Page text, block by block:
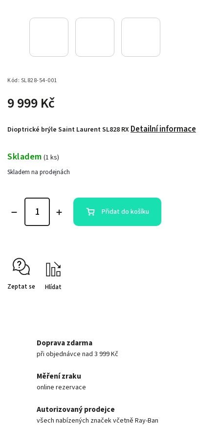
Kód: SL828-54-001
9 999 Kč
Dioptrické brýle Saint Laurent SL828 RXDetailní informace
Skladem (1 ks)
Skladem na prodejnách
Přidat do košíku
Zeptat se Hlídat
Doprava zdarma
při objednávce nad 3 999 Kč
Měření zraku
online rezervace
Autorizovaný prodejce
všech nabízených značek včetně Ray-Ban